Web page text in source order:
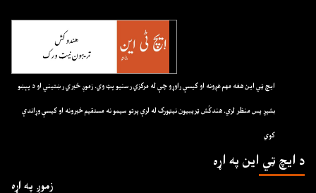
ايچ ټي اين هغه مهم غږونه او کيسې راوړو چې له مرکزي رسنيو پټ وي. زموږ خبري رښتيني او د پېښو
بشپړ پس منظر لري. هندکُش ټريبيون نيټورک له لرې پرتو سيمو نه مستقيم خبرونه او کيسې وړاندې
کوي
د ايچ ټي اين په اړه
زموږ په اړه